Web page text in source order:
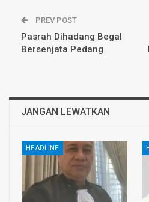
PREV POST
Pasrah Dihadang Begal
Bersenjata Pedang
JANGAN LEWATKAN
HEADLINE